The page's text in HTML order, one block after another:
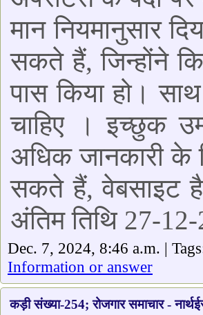
मान नियमानुसार
सकते हैं, जिन्होंने
पास किया हो।
चाहिए । इच्छुक
अधिक जानकारी के
सकते हैं, वेबसाइट
अंतिम तिथि 27-
Dec. 7, 2024, 8:46 a.m. |
Information or answer
कड़ी संख्या-254; रोजगार समाचार -